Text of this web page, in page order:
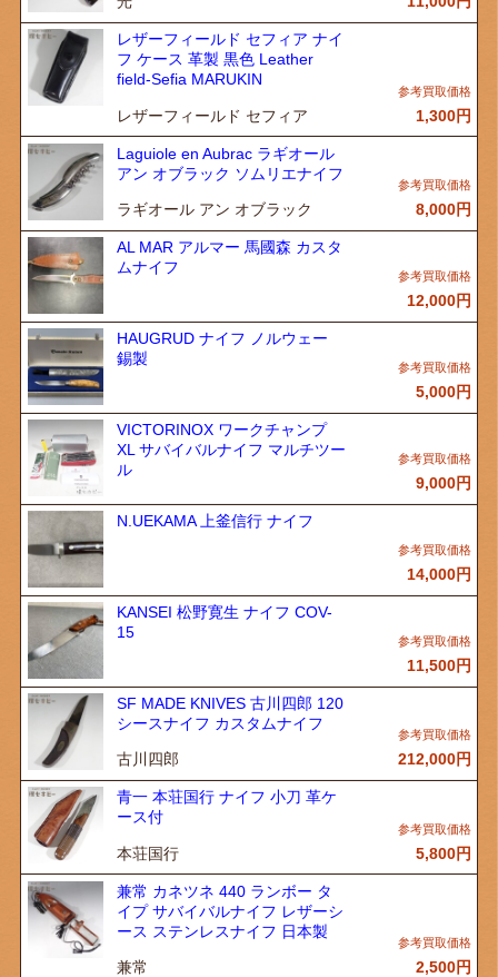
レザーフィールド セフィア ナイ
フ ケース 革製 黒色 Leather
field-Sefia MARUKIN
レザーフィールド セフィア 1,300円
Laguiole en Aubrac ラギオール
アン オブラック ソムリエナイフ
ラギオール アン オブラック 8,000円
AL MAR アルマー 馬國森 カスタ
ムナイフ
12,000円
HAUGRUD ナイフ ノルウェー
錫製
5,000円
VICTORINOX ワークチャンプ
XL サバイバルナイフ マルチツー
ル
9,000円
N.UEKAMA 上釜信行 ナイフ
14,000円
KANSEI 松野寛生 ナイフ COV-
15
11,500円
SF MADE KNIVES 古川四郎 120
シースナイフ カスタムナイフ
古川四郎 212,000円
青一 本荘国行 ナイフ 小刀 革ケ
ース付
本荘国行 5,800円
兼常 カネツネ 440 ランボー タ
イプ サバイバルナイフ レザーシ
ース ステンレスナイフ 日本製
兼常 2,500円